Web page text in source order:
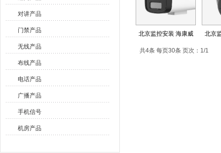
对讲产品
门禁产品
无线产品
布线产品
电话产品
广播产品
手机信号
机房产品
北京监控安装 海康威 北京
共4条 每页30条 页次：1/1